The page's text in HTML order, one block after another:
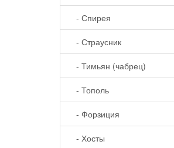
- Спирея
- Страусник
- Тимьян (чабрец)
- Тополь
- Форзиция
- Хосты